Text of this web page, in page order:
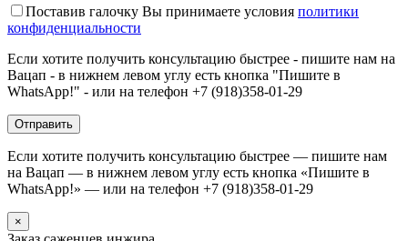
Поставив галочку Вы принимаете условия политики
конфиденциальности
Если хотите получить консультацию быстрее - пишите нам на
Вацап - в нижнем левом углу есть кнопка "Пишите в
WhatsApp!" - или на телефон +7 (918)358-01-29
Если хотите получить консультацию быстрее — пишите нам
на Вацап — в нижнем левом углу есть кнопка «Пишите в
WhatsApp!» — или на телефон +7 (918)358-01-29
×